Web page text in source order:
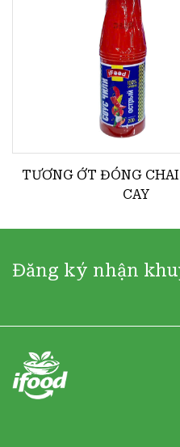
TƯƠNG ỚT ĐÓNG
CAY
Đăng ký nhận